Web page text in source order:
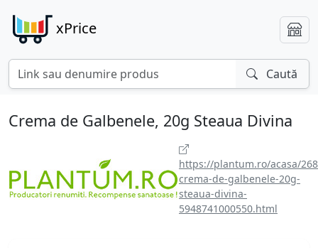
xPrice
Caută
Crema de Galbenele, 20g Steaua Divina
https://plantum.ro/acasa/
crema-de-galbenele-20g-
steaua-divina-
5948741000550.html